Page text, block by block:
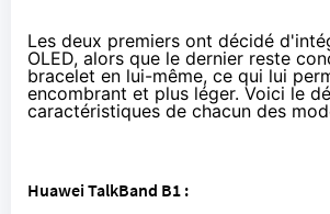
Les deux premiers ont décidé
OLED, alors que le dernier reste
bracelet en lui-même, ce qui lui
encombrant et plus léger. Voici le
caractéristiques de chacun des
Huawei TalkBand B1 :